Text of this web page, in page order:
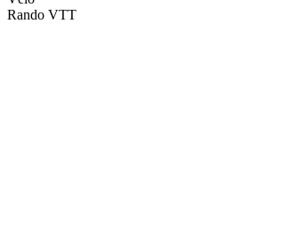
Rando VTT